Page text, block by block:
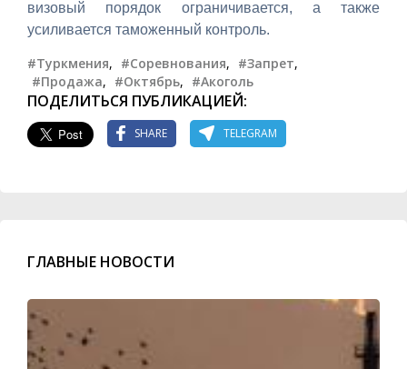
визовый порядок ограничивается, а также
усиливается таможенный контроль.
#Туркмения, #Соревнования, #Запрет,
#Продажа, #Октябрь, #Акоголь
ПОДЕЛИТЬСЯ ПУБЛИКАЦИЕЙ:
SHARE TELEGRAM
ГЛАВНЫЕ НОВОСТИ